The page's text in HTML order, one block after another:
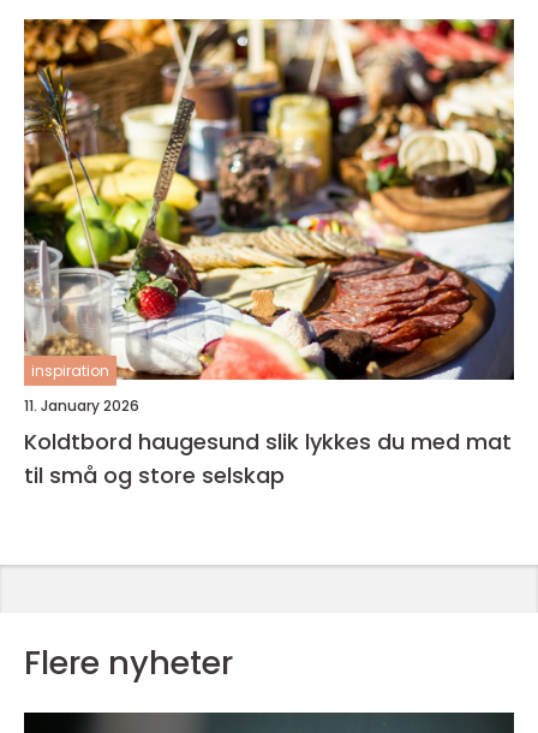
inspiration
11. January 2026
Koldtbord haugesund slik lykkes du med mat
til små og store selskap
Flere nyheter